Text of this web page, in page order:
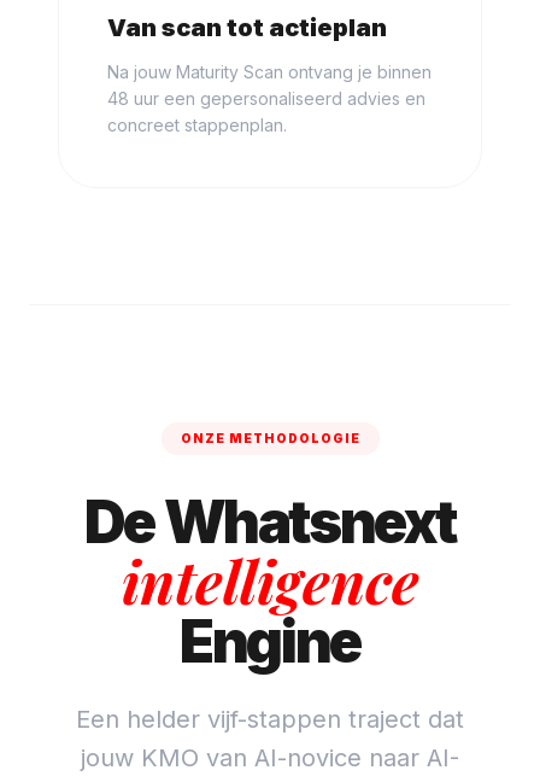
Van scan tot actieplan
Na jouw Maturity Scan ontvang je binnen
48 uur een gepersonaliseerd advies en
concreet stappenplan.
ONZE METHODOLOGIE
De Whatsnext
intelligence
Engine
Een helder vijf-stappen traject dat
jouw KMO van AI-novice naar AI-